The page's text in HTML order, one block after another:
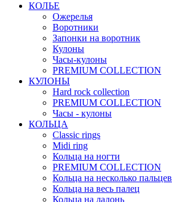
КОЛЬЕ
Ожерелья
Воротники
Запонки на воротник
Кулоны
Часы-кулоны
PREMIUM COLLECTION
КУЛОНЫ
Hard rock collection
PREMIUM COLLECTION
Часы - кулоны
КОЛЬЦА
Classic rings
Midi ring
Кольца на ногти
PREMIUM COLLECTION
Кольца на несколько пальцев
Кольца на весь палец
Кольца на ладонь